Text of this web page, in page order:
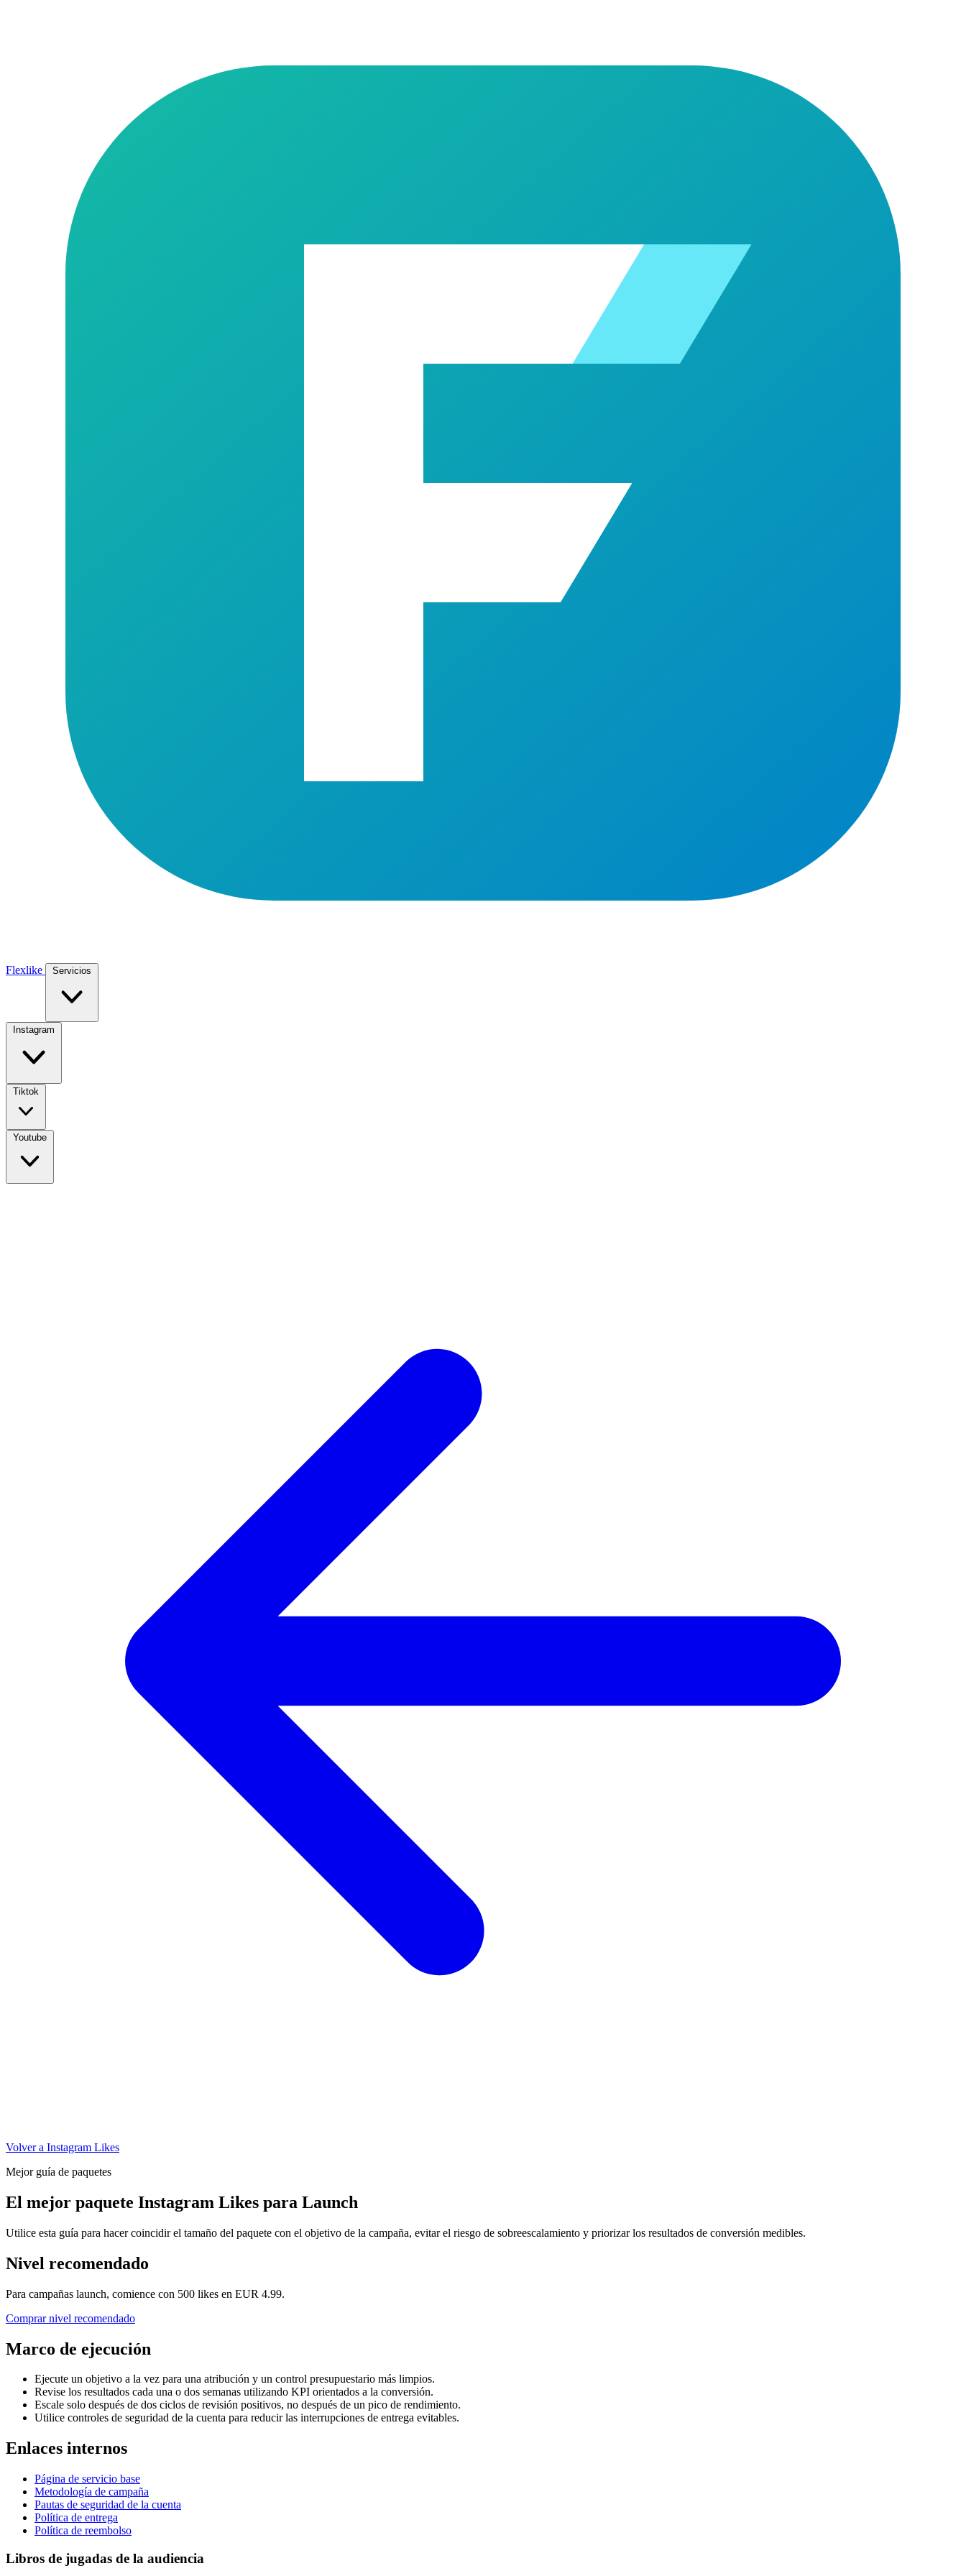
Flexlike Servicios
Instagram
Tiktok
Youtube
Volver a Instagram Likes
Mejor guía de paquetes
El mejor paquete Instagram Likes para Launch
Utilice esta guía para hacer coincidir el tamaño del paquete con el objetivo de la campaña, evitar el riesgo de sobreescalamiento y priorizar los resultados de conversión medibles.
Nivel recomendado
Para campañas launch, comience con 500 likes en EUR 4.99.
Comprar nivel recomendado
Marco de ejecución
Ejecute un objetivo a la vez para una atribución y un control presupuestario más limpios.
Revise los resultados cada una o dos semanas utilizando KPI orientados a la conversión.
Escale solo después de dos ciclos de revisión positivos, no después de un pico de rendimiento.
Utilice controles de seguridad de la cuenta para reducir las interrupciones de entrega evitables.
Enlaces internos
Página de servicio base
Metodología de campaña
Pautas de seguridad de la cuenta
Política de entrega
Política de reembolso
Libros de jugadas de la audiencia